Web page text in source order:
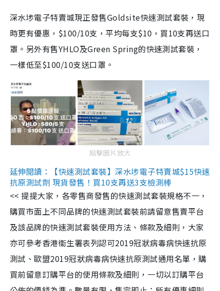
深水埗電子特賣城現正發售Goldsite快速測試套裝，現
時更有優惠，$100/10支，平均每支$10，買10支再送口
罩。另外有售YHLO及Green Spring的快速測試套裝，
一樣低至$100/10支送口罩。
點擊圖片放大
延伸閱讀：【快速測試套裝】深水埗電子特賣城$15快速
抗原測試劑 現貨發售！買10支再送3支檢測棒
<< 提提大家，各零售商發售的快速測試套裝規格不一，
購買市面上不同品牌的快速測試套裝前請留意售賣平台
及該品牌的快速測試套裝使用方法、條款及細則，大家
亦可參考香港衞生署表列認可2019冠狀病毒病快速抗原
測試、歐盟2019冠狀病毒病快速抗原測試通用名單，購
買前留意訂購平台的使用條款及細則，一切以訂購平台